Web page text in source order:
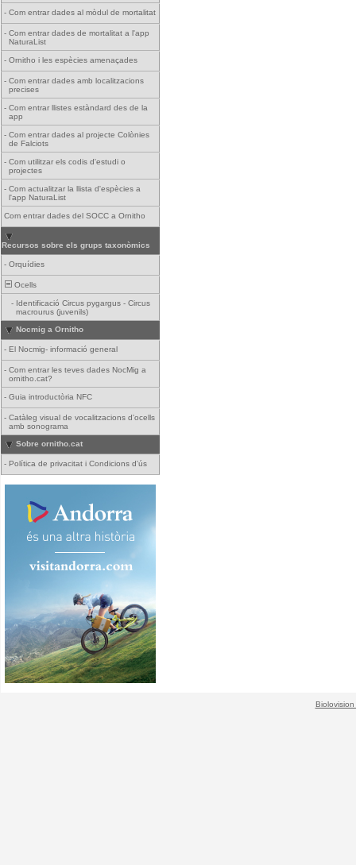
- Com entrar dades al mòdul de mortalitat
- Com entrar dades de mortalitat a l'app
NaturaList
- Ornitho i les espècies amenaçades
- Com entrar dades amb localitzacions
precises
- Com entrar llistes estàndard des de la
app
- Com entrar dades al projecte Colònies
de Falciots
- Com utilitzar els codis d'estudi o
projectes
- Com actualitzar la llista d'espècies a
l'app NaturaList
Com entrar dades del SOCC a Ornitho
Recursos sobre els grups taxonòmics
- Orquídies
Ocells
- Identificació Circus pygargus - Circus
macrourus (juvenils)
Nocmig a Ornitho
- El Nocmig- informació general
- Com entrar les teves dades NocMig a
ornitho.cat?
- Guia introductòria NFC
- Catàleg visual de vocalitzacions d'ocells
amb sonograma
Sobre ornitho.cat
- Política de privacitat i Condicions d'ús
Biolovision